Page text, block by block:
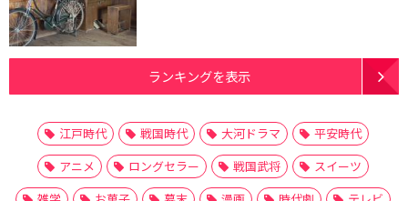
ランキングを表示
江戸時代 戦国時代 大河ドラマ
平安時代
アニメ
ロングセラー 戦国武将
スイーツ